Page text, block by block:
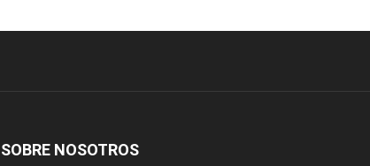
SOBRE NOSOTROS